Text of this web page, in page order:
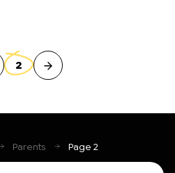
2
Parents Page 2